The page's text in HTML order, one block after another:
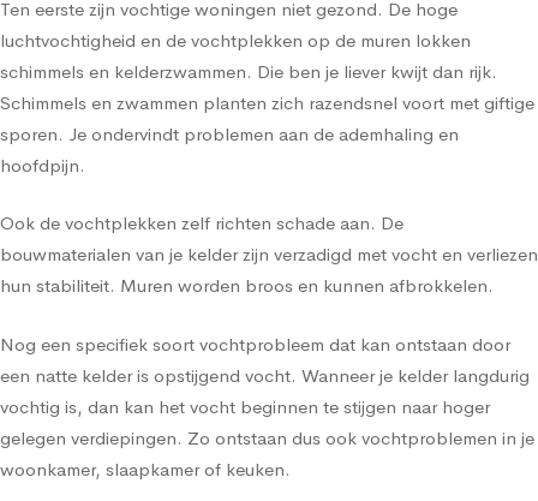
Ten eerste zijn vochtige woningen niet gezond. De hoge
luchtvochtigheid en de vochtplekken op de muren lokken
schimmels en kelderzwammen. Die ben je liever kwijt dan rijk.
Schimmels en zwammen planten zich razendsnel voort met giftige
sporen. Je ondervindt problemen aan de ademhaling en
hoofdpijn.
Ook de vochtplekken zelf richten schade aan. De
bouwmaterialen van je kelder zijn verzadigd met vocht en verliezen
hun stabiliteit. Muren worden broos en kunnen afbrokkelen.
Nog een specifiek soort vochtprobleem dat kan ontstaan door
een natte kelder is opstijgend vocht. Wanneer je kelder langdurig
vochtig is, dan kan het vocht beginnen te stijgen naar hoger
gelegen verdiepingen. Zo ontstaan dus ook vochtproblemen in je
woonkamer, slaapkamer of keuken.